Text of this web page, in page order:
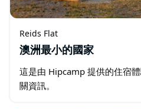
Reids Flat
澳洲最小的國家
這是由 Hipcamp 提供的住宿
關資訊。